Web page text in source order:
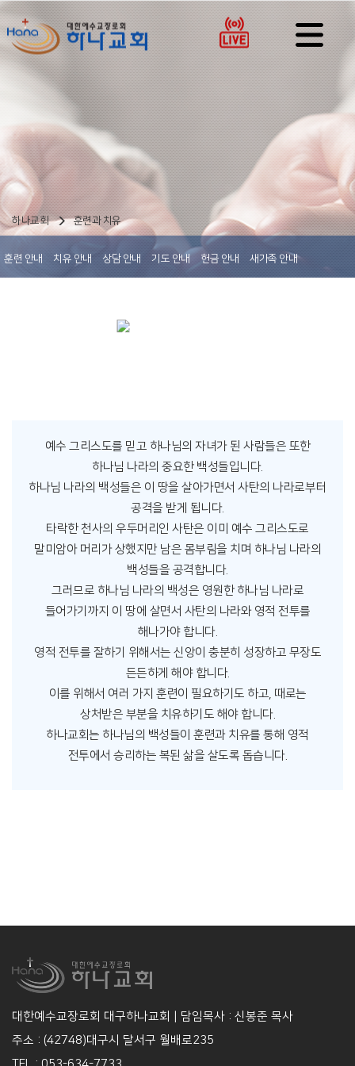
하나교회 훈련과 치유
훈련 안내 치유 안내 상담 안내 기도 안내 헌금 안내 새가족 안내
예수 그리스도를 믿고 하나님의 자녀가 된 사람들은 또한
하나님 나라의 중요한 백성들입니다.
하나님 나라의 백성들은 이 땅을 살아가면서 사탄의 나라로부터
공격을 받게 됩니다.
타락한 천사의 우두머리인 사탄은 이미 예수 그리스도로
말미암아 머리가 상했지만 남은 몸부림을 치며 하나님 나라의
백성들을 공격합니다.
그러므로 하나님 나라의 백성은 영원한 하나님 나라로
들어가기까지 이 땅에 살면서 사탄의 나라와 영적 전투를
해나가야 합니다.
영적 전투를 잘하기 위해서는 신앙이 충분히 성장하고 무장도
든든하게 해야 합니다.
이를 위해서 여러 가지 훈련이 필요하기도 하고, 때로는
상처받은 부분을 치유하기도 해야 합니다.
하나교회는 하나님의 백성들이 훈련과 치유를 통해 영적
전투에서 승리하는 복된 삶을 살도록 돕습니다.
대한예수교장로회 대구하나교회 | 담임목사 : 신봉준 목사
주소 : (42748)대구시 달서구 월배로235